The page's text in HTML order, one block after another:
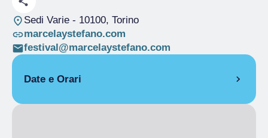
Sedi Varie- 10100, Torino
marcelaystefano.com
festival@marcelaystefano.com
Date e Orari